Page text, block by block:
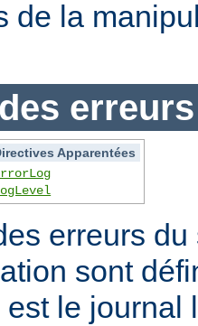
de la
erreurs
Apparentées
erreurs
sont
est le journal